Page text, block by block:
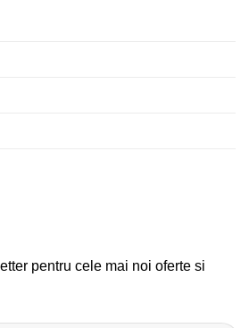
pentru cele mai noi oferte si